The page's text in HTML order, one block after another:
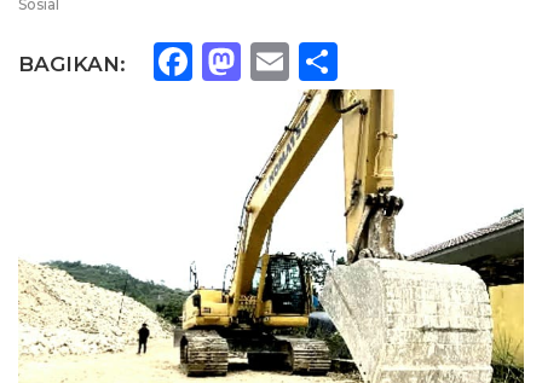
Sosial
BAGIKAN: Facebook
Mastodon
Email